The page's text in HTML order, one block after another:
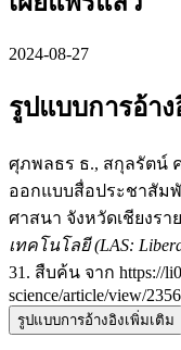
2024-08-27
รูปแบบการอ้าง
ศุภพลธร ธ., สกุลรัตน์
ออกแบบสื่อประชาสัมพั
ศาสนา จังหวัดเชียงรา
เทคโนโลยี (LAS:
31. สืบค้น จาก https://
science/article/view/2356
รูปแบบการอ้างอิงเพิ่มเติม